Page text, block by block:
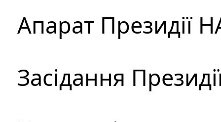
Апарат Президії
Засідання